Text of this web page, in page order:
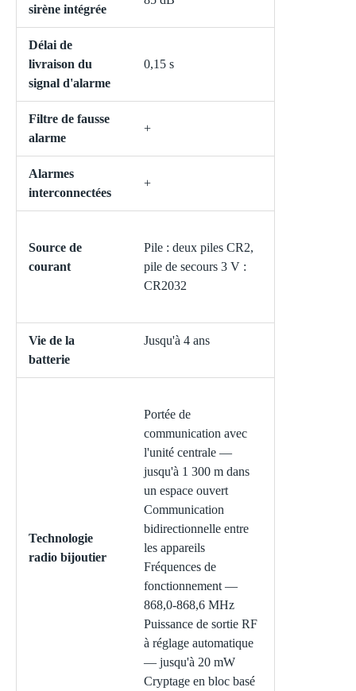
sirène intégrée
Délai de
livraison du
signal d'alarme
0,15 s
Filtre de fausse
alarme
+
Alarmes
interconnectées
+
Source de
courant
Pile : deux piles CR2,
pile de secours 3 V :
CR2032
Vie de la
batterie
Jusqu'à 4 ans
Technologie
radio bijoutier
Portée de
communication avec
l'unité centrale —
jusqu'à 1 300 m dans
un espace ouvert
Communication
bidirectionnelle entre
les appareils
Fréquences de
fonctionnement —
868,0-868,6 MHz
Puissance de sortie RF
à réglage automatique
— jusqu'à 20 mW
Cryptage en bloc basé